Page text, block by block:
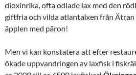
dioxinrika, ofta odlade lax med den
giftfria och vilda atlantalxen från
äpplen med päron!
Men vi kan konstatera att efter
ökade uppvandringen av laxfisk i